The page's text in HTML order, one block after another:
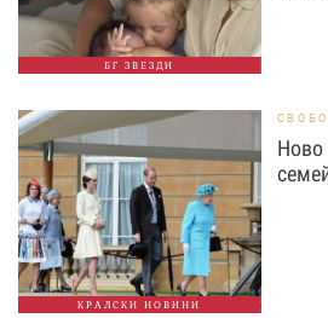
БГ ЗВЕЗДИ
КРАЛСКИ НОВИНИ
Ново